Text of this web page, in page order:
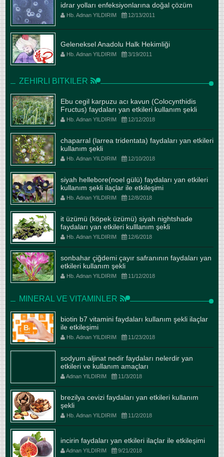
idrar yolları enfeksiyonlarına doğal çözüm
Hb. Adnan YILDIRIM 12/13/2011
Geleneksel Anadolu Halk Hekimliği
Hb. Adnan YILDIRIM 3/19/2011
ZEHIRLI BITKILER
Ebu cegil karpuzu acı kavun (Colocynthidis
Fructus) faydaları yan etkileri kullanım şekli
Hb. Adnan YILDIRIM 12/12/2018
chaparral (larrea tridentata) faydaları yan etkileri
kullanım şekli
Hb. Adnan YILDIRIM 12/10/2018
siyah hellebore(noel gülü) faydaları yan etkileri
kullanım şekli ilaçlar ile etkileşimi
Hb. Adnan YILDIRIM 12/8/2018
it üzümü (köpek üzümü) siyah nightshade
faydaları yan etkileri kulllanım şekli
Hb. Adnan YILDIRIM 12/6/2018
sonbahar çiğdemi çayır safranının faydaları yan
etkileri kullanım şekli
Hb. Adnan YILDIRIM 11/12/2018
MINERAL VE VITAMINLER
biotin b7 vitamini faydaları kullanım şekli ilaçlar
ile etkileşimi
Hb. Adnan YILDIRIM 11/23/2018
sodyum aljinat nedir faydaları nelerdir yan
etkileri ve kullanım amaçları
Adnan YILDIRIM 11/3/2018
brezilya cevizi faydaları yan etkileri kullanım
şekli
Hb. Adnan YILDIRIM 11/2/2018
incirin faydaları yan etkileri ilaçlar ile etkileşimi
Adnan YILDIRIM 9/21/2018